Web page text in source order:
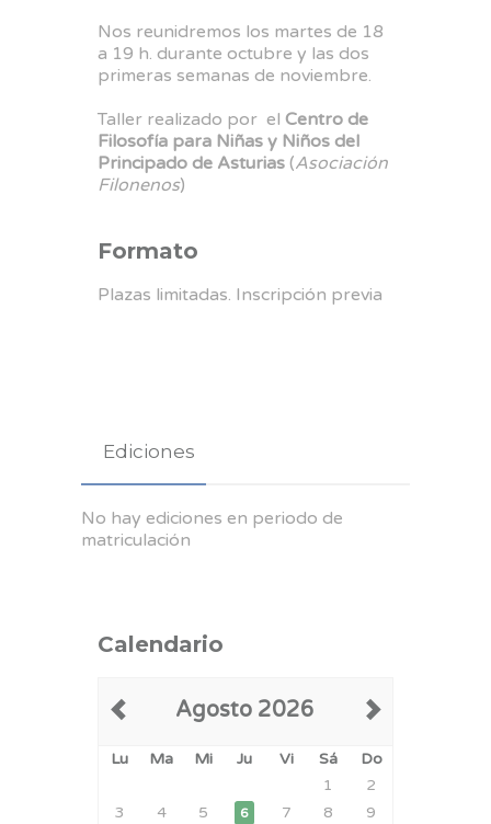
Nos reunidremos los martes de 18
a 19 h. durante octubre y las dos
primeras semanas de noviembre.
Taller realizado por el Centro de
Filosofía para Niñas y Niños del
Principado de Asturias (Asociación
Filonenos)
Formato
Plazas limitadas. Inscripción previa
Ediciones
No hay ediciones en periodo de
matriculación
Calendario
Agosto 2026
Lu Ma Mi Ju Vi Sá
Do
1
2
3
4 5 6 7 8 9